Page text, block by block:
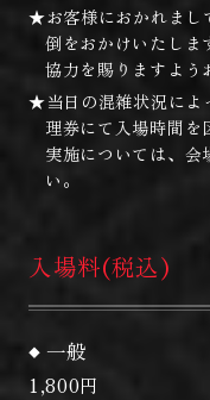
★お客様におかれまし
倒をおかけいたしま
協力を賜りますよう
★当日の混雑状況によ
理券にて入場時間を
実施については、
い。
入場料(税込)
一般
1,800円